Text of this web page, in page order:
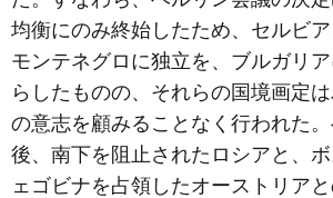
均衡にのみ終始したため、セルビア
モンテネグロに独立を、ブルガリ
らしたものの、それらの国境画定
の意志を顧みることなく行われた
後、南下を阻止されたロシアと、
ェゴビナを占領したオーストリア